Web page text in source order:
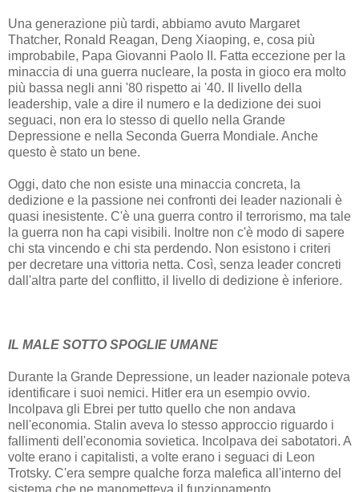
Una generazione più tardi, abbiamo avuto Margaret
Thatcher, Ronald Reagan, Deng Xiaoping, e, cosa più
improbabile, Papa Giovanni Paolo II. Fatta eccezione per la
minaccia di una guerra nucleare, la posta in gioco era molto
più bassa negli anni '80 rispetto ai '40. Il livello della
leadership, vale a dire il numero e la dedizione dei suoi
seguaci, non era lo stesso di quello nella Grande
Depressione e nella Seconda Guerra Mondiale. Anche
questo è stato un bene.
Oggi, dato che non esiste una minaccia concreta, la
dedizione e la passione nei confronti dei leader nazionali è
quasi inesistente. C'è una guerra contro il terrorismo, ma tale
la guerra non ha capi visibili. Inoltre non c'è modo di sapere
chi sta vincendo e chi sta perdendo. Non esistono i criteri
per decretare una vittoria netta. Così, senza leader concreti
dall'altra parte del conflitto, il livello di dedizione è inferiore.
IL MALE SOTTO SPOGLIE UMANE
Durante la Grande Depressione, un leader nazionale poteva
identificare i suoi nemici. Hitler era un esempio ovvio.
Incolpava gli Ebrei per tutto quello che non andava
nell'economia. Stalin aveva lo stesso approccio riguardo i
fallimenti dell'economia sovietica. Incolpava dei sabotatori. A
volte erano i capitalisti, a volte erano i seguaci di Leon
Trotsky. C'era sempre qualche forza malefica all'interno del